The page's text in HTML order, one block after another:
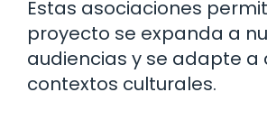
Estas asociaciones
proyecto se expanda a
audiencias y se adapte a
contextos culturales.